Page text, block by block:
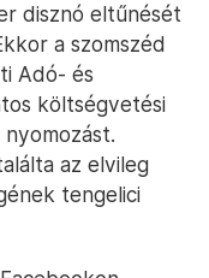
disznó eltűnését
a szomszéd
Adó- és
költségvetési
az elvileg
tengelici